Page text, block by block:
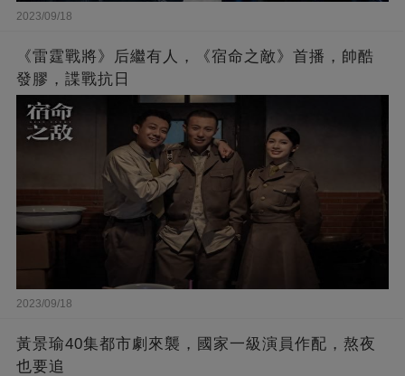
2023/09/18
《雷霆戰將》后繼有人，《宿命之敵》首播，帥酷
發膠，諜戰抗日
2023/09/18
黃景瑜40集都市劇來襲，國家一級演員作配，熬夜
也要追